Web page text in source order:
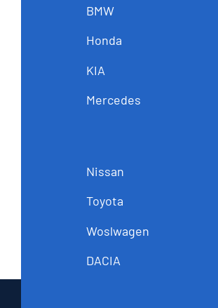
BMW
Honda
KIA
Mercedes
Nissan
Toyota
Woslwagen
DACIA